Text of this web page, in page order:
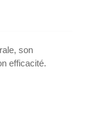
son
efficacité.